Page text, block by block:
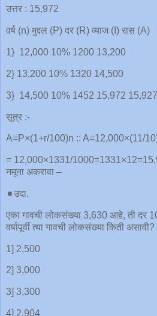
उत्तर : 15,972
वर्ष (n) मुद्दल (P) दर (R) व्याज (I) रास (A)
1} 12,000 10% 1200 13,200
2} 13,200 10% 1320 14,500
3} 14,500 10% 1452 15,972 15,927
सूत्र :-
A=P×(1+r/100)n :: A=12,000×(11/
= 12,000×1331/
नमूना अकरावा –
◾️उदा.
एका गावची लोकसंख्या 3,630 आहे, ती दर
वर्षापूर्वी त्या गावची लोकसंख्या किती असावी?
1] 2,500
2] 3,000
3] 3,300
4] 2,904